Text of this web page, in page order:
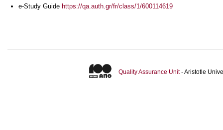
e-Study Guide https://qa.auth.gr/fr/class/1/600114619
Quality Assurance Unit- Aristotle